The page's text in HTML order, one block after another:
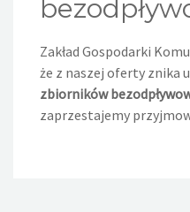
Zakład Gospodarki
że z naszej oferty znika
zbiorników
zaprzestajemy